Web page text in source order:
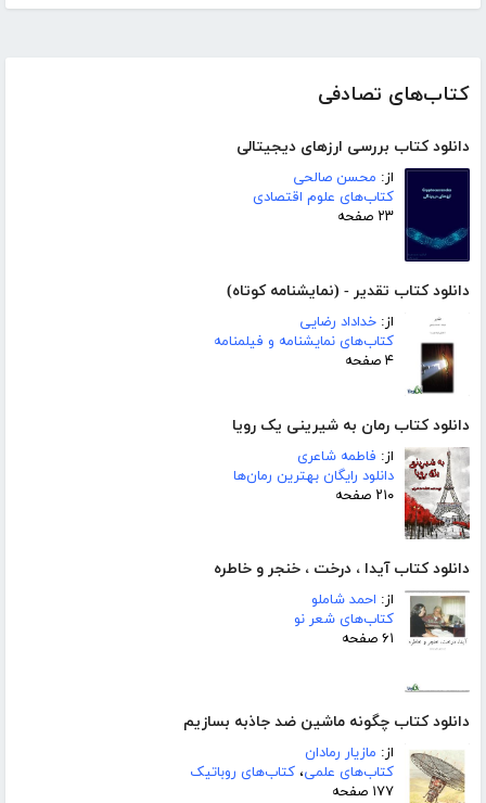
کتاب‌های تصادفی
دانلود کتاب بررسی ارزهای دیجیتالی
از: محسن صالحی
کتاب‌های علوم اقتصادی
۲۳ صفحه
دانلود کتاب تقدیر - (نمایشنامه کوتاه)
از: خداداد رضایی
کتاب‌های نمایشنامه و فیلمنامه
۴ صفحه
دانلود کتاب رمان به شیرینی یک رویا
از: فاطمه شاعری
دانلود رایگان بهترین رمان‌ها
۲۱۰ صفحه
دانلود کتاب آیدا ، درخت ، خنجر و خاطره
از: احمد شاملو
کتاب‌های شعر نو
۶۱ صفحه
دانلود کتاب چگونه ماشین ضد جاذبه بسازیم
از: مازیار رمادان
کتاب‌های علمی، کتاب‌های روباتیک
۱۷۷ صفحه